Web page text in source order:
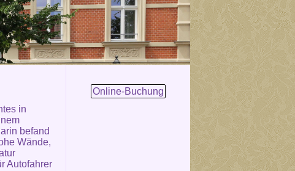
in
befand
Wände,
Autofahrer
Online-Buchung